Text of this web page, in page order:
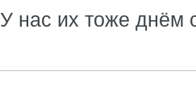
У нас их тоже днём